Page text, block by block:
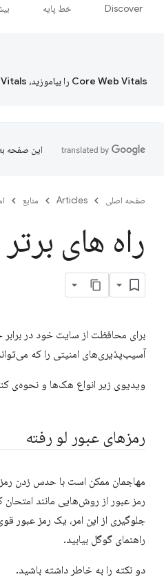
Discover خط پایه
Core Web Vitals را بیاموزید، Core Web Vitals را بیاموزید، Core Web Vitals را بیاموزید
این صفحه
صفحه اصلی Articles منابع
راه های
برای محافظت از سایت خود در
آسیب‌پذیری‌های امنیتی را که
ویدیوی زیر انواع هک‌ها و نحوه‌ی
رمزهای عبور لو رفته
مهاجمان ممکن است با حدس زدن
رمز عبور از روش‌هایی مانند
جلوگیری از این امر، یک رمز عبور
راهنمای گوگل بیابید.
دو نکته را به خاطر داشته باشید.